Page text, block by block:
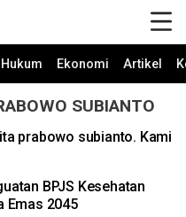
Hukum Ekonomi Artikel
SUBIANTO
prabowo subianto. Kami
BPJS Kesehatan
Emas 2045